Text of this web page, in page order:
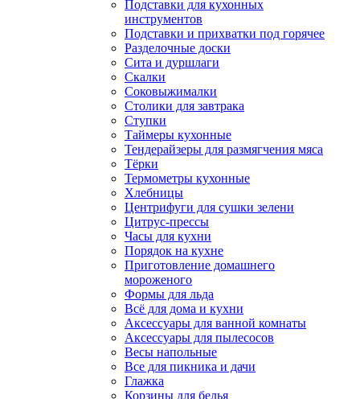
Подставки для кухонных
инструментов
Подставки и прихватки под горячее
Разделочные доски
Сита и дуршлаги
Скалки
Соковыжималки
Столики для завтрака
Ступки
Таймеры кухонные
Тендерайзеры для размягчения мяса
Тёрки
Термометры кухонные
Хлебницы
Центрифуги для сушки зелени
Цитрус-прессы
Часы для кухни
Порядок на кухне
Приготовление домашнего
мороженого
Формы для льда
Всё для дома и кухни
Аксессуары для ванной комнаты
Аксессуары для пылесосов
Весы напольные
Все для пикника и дачи
Глажка
Корзины для белья